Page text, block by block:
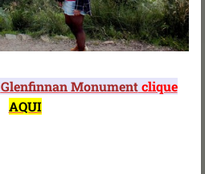
Glenfinnan Monumentclique
AQUI